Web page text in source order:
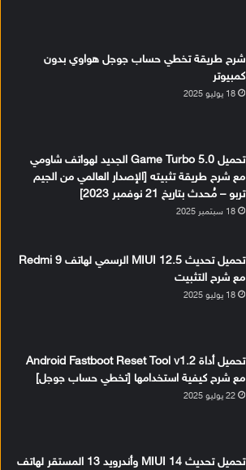
شرح طريقة تخطي حساب جوجل هواوي بدون
كمبيوتر
18 يوليو 2025
تحميل Game Turbo 5.0 الجديد لهواتف شاومي
مع شرح طريقة تثبيته [الإصدار العالمي من الجيم
تربو – مُحدث بتاريخ 21 نوفمبر 2023]
18 سبتمبر 2025
تحميل تحديث MIUI 12.5 الرسمي لهاتف Redmi 9
مع شرح التثبيت
18 يوليو 2025
تحميل أداة Android Fastboot Reset Tool v1.2
مع شرح كيفية استخدامها [تخطي حساب جوجل]
22 يوليو 2025
تحميل تحديث MIUI 14 وأندرويد 13 المستقر لهاتف